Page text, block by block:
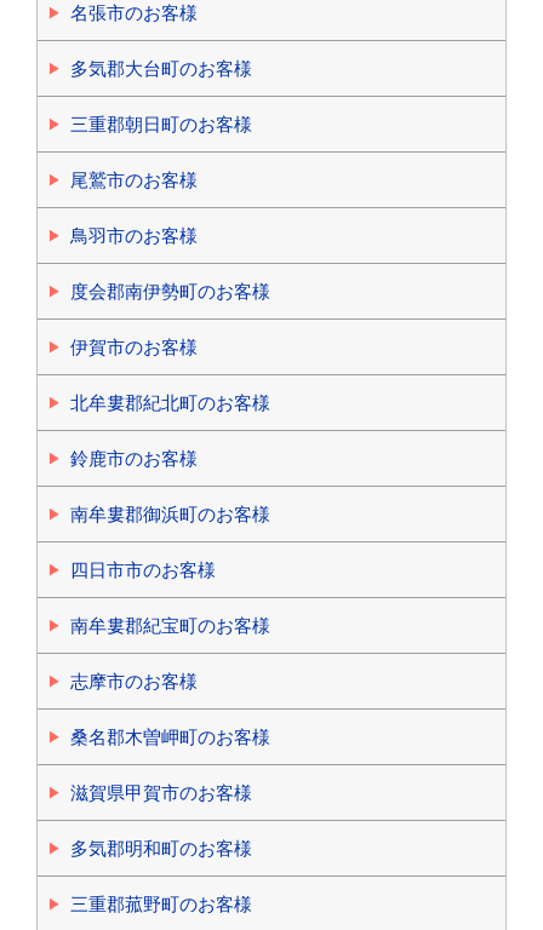
名張市のお客様
多気郡大台町のお客様
三重郡朝日町のお客様
尾鷲市のお客様
鳥羽市のお客様
度会郡南伊勢町のお客様
伊賀市のお客様
北牟婁郡紀北町のお客様
鈴鹿市のお客様
南牟婁郡御浜町のお客様
四日市市のお客様
南牟婁郡紀宝町のお客様
志摩市のお客様
桑名郡木曽岬町のお客様
滋賀県甲賀市のお客様
多気郡明和町のお客様
三重郡菰野町のお客様